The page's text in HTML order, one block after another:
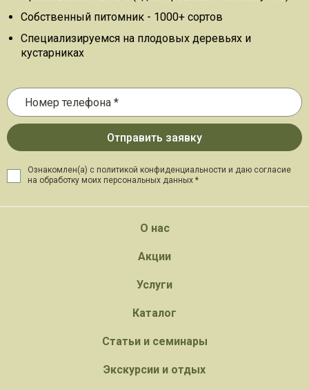
Собственный питомник - 1000+ сортов
Специализируемся на плодовых деревьях и
кустарниках
Ознакомлен(а) с политикой конфиденциальности и даю согласие
на обработку моих персональных данных *
О нас
Акции
Услуги
Каталог
Статьи и семинары
Экскурсии и отдых